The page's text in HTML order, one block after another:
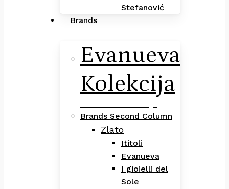
Stefanović
Brands
Evanueva
Kolekcija
Brands Second Column
Zlato
Ititoli
Evanueva
I gioielli del
Sole